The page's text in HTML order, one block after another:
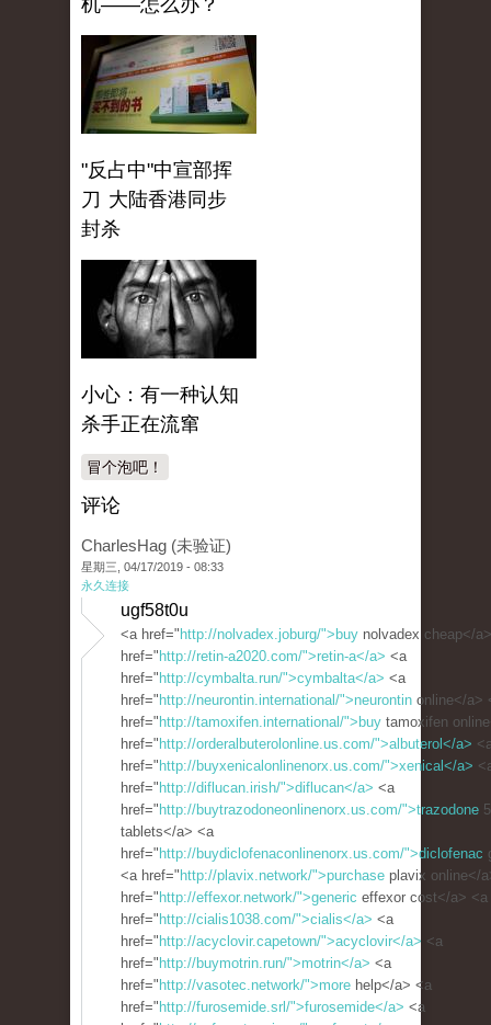
机——怎么办？
"反占中"中宣部挥
刀 大陆香港同步
封杀
小心：有一种认知
杀手正在流窜
冒个泡吧！
评论
CharlesHag (未验证)
星期三, 04/17/2019 - 08:33
永久连接
ugf58t0u
<a href=" http://nolvadex.joburg/">buy nolvadex cheap</
href=" http://retin-a2020.com/">retin-a</a> <a
href=" http://cymbalta.run/">cymbalta</a> <a
href=" http://neurontin.international/">neurontin online</a>
href=" http://tamoxifen.international/">buy tamoxifen
href=" http://orderalbuterolonline.us.com/">albuterol</a>
href=" http://buyxenicalonlinenorx.us.com/">xenical</a>
href=" http://diflucan.irish/">diflucan</a> <a
href=" http://buytrazodoneonlinenorx.us.com/">trazodone
tablets</a> <a
href=" http://buydiclofenaconlinenorx.us.com/">diclofenac
<a href=" http://plavix.network/">purchase plavix online</
href=" http://effexor.network/">generic effexor cost</a> <a
href=" http://cialis1038.com/">cialis</a> <a
href=" http://acyclovir.capetown/">acyclovir</a> <a
href=" http://buymotrin.run/">motrin</a> <a
href=" http://vasotec.network/">more help</a> <a
href=" http://furosemide.srl/">furosemide</a> <a